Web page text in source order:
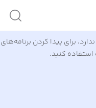
برای پیدا کردن برنامه‌های
کنید.